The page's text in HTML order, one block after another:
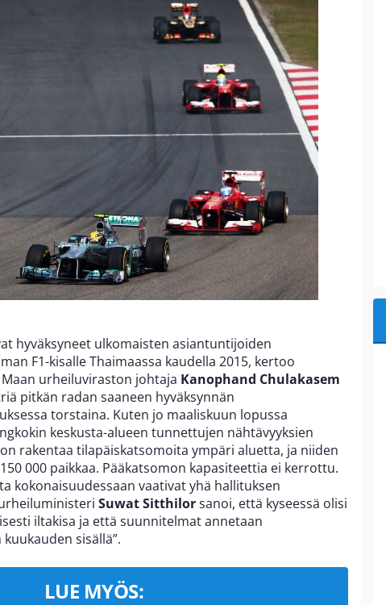
hyväksyneet ulkomaisten asiantuntijoiden
F1-kisalle Thaimaassa kaudella 2015, kertoo
urheiluviraston johtaja Kanophand Chulakasem
pitkän radan saaneen hyväksynnän
torstaina. Kuten jo maaliskuun lopussa
keskusta-alueen tunnettujen nähtävyyksien
rakentaa tilapäiskatsomoita ympäri aluetta, ja niiden
000 paikkaa. Pääkatsomon kapasiteettia ei kerrottu.
kokonaisuudessaan vaativat yhä hallituksen
Suwat Sitthilorsanoi, että kyseessä olisi
iltakisa ja että suunnitelmat annetaan
sisällä”.
LUE MYÖS: